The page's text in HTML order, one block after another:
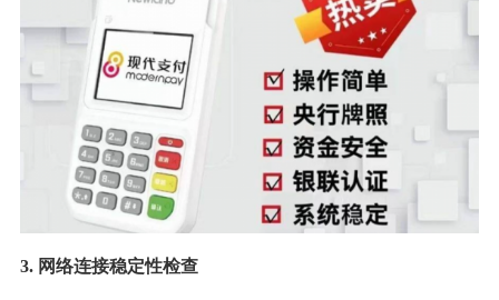
3. 网络连接稳定性检查